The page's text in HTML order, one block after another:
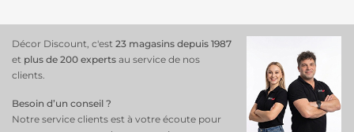
Décor Discount, c'est 23 magasins depuis 1987
et plus de 200 experts au service de nos
clients.
Besoin d’un conseil ?
Notre service clients est à votre écoute pour